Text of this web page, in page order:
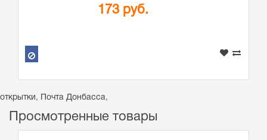
173 руб.
открытки, Почта Донбасса,
Просмотренные товары